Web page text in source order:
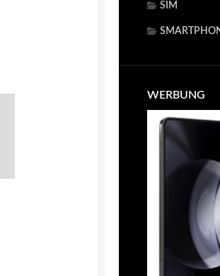
SIM
WERBUNG